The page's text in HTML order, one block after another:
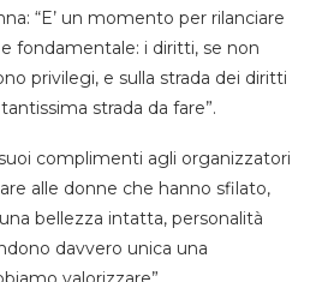
“E’ un momento per rilanciare
fondamentale: i diritti, se non
privilegi, e sulla strada dei diritti
strada da fare”.
complimenti agli organizzatori
alle donne che hanno sfilato,
bellezza intatta, personalità
davvero unica una